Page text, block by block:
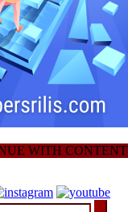
WITH CONTENT